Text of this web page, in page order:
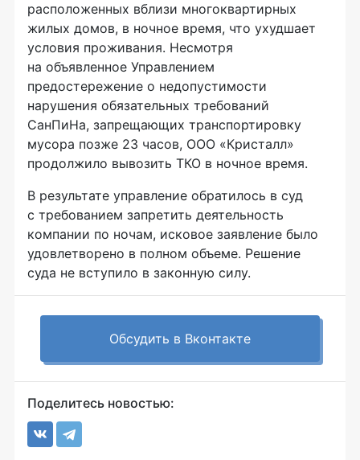
расположенных вблизи многоквартирных
жилых домов, в ночное время, что ухудшает
условия проживания. Несмотря
на объявленное Управлением
предостережение о недопустимости
нарушения обязательных требований
СанПиНа, запрещающих транспортировку
мусора позже 23 часов, ООО «Кристалл»
продолжило вывозить ТКО в ночное время.
В результате управление обратилось в суд
с требованием запретить деятельность
компании по ночам, исковое заявление было
удовлетворено в полном объеме. Решение
суда не вступило в законную силу.
Обсудить в Вконтакте
Поделитесь новостью: